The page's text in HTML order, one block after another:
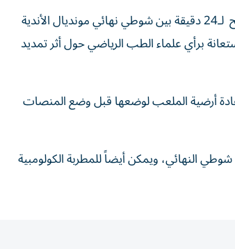
وأبلغ فيفا شركاءه في البث التلفزيوني بخطته بعدما مهّد لها بإطالة الاستراحة، خلافاً للوائح لـ24 دقيقة بين شوطي نهائي مونديال الأندية
برأي علماء الطب الرياضي حول أثر تمديد
15 دقيقة، لكن إذا تم احتساب إعادة أرضية الملعب لوضعها قبل وضع المنصات
النهائي، ويمكن أيضاً للمطربة الكولومبية